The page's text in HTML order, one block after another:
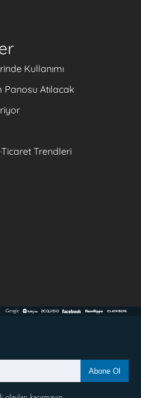
Kullanımı
Atılacak
Ticaret Trendleri
Abone Ol